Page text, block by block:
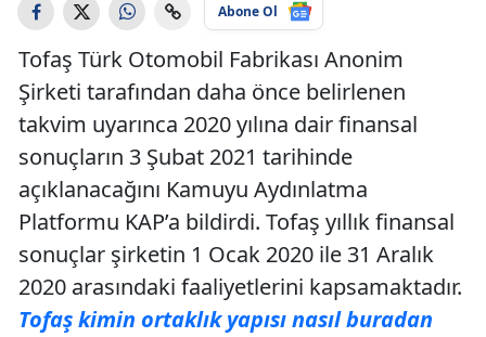
Abone Ol
Tofaş Türk Otomobil Fabrikası Anonim
Şirketi tarafından daha önce belirlenen
takvim uyarınca 2020 yılına dair finansal
sonuçların 3 Şubat 2021 tarihinde
açıklanacağını Kamuyu Aydınlatma
Platformu KAP’a bildirdi. Tofaş yıllık finansal
sonuçlar şirketin 1 Ocak 2020 ile 31 Aralık
2020 arasındaki faaliyetlerini kapsamaktadır.
Tofaş kimin ortaklık yapısı nasıl buradan